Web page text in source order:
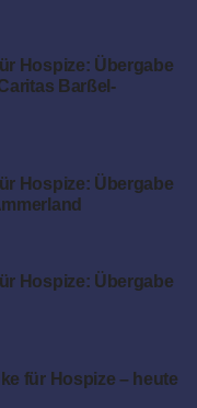
Hospize: Übergabe
Barßel-
Hospize: Übergabe
Hospize: Übergabe
für Hospize – heute